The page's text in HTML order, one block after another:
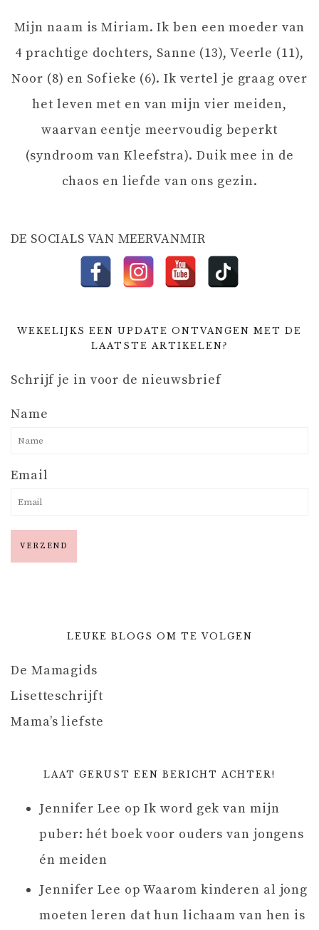
G
A
Mijn naam is Miriam. Ik ben een moeder van
4 prachtige dochters, Sanne (13), Veerle (11),
Noor (8) en Sofieke (6). Ik vertel je graag over
het leven met en van mijn vier meiden,
waarvan eentje meervoudig beperkt
(syndroom van Kleefstra). Duik mee in de
chaos en liefde van ons gezin.
DE SOCIALS VAN MEERVANMIR
WEKELIJKS EEN UPDATE ONTVANGEN MET DE
LAATSTE ARTIKELEN?
Schrijf je in voor de nieuwsbrief
Name
Email
LEUKE BLOGS OM TE VOLGEN
De Mamagids
Lisetteschrijft
Mama’s liefste
LAAT GERUST EEN BERICHT ACHTER!
Jennifer Lee opIk word gek van mijn
puber: hét boek voor ouders van jongens
én meiden
Jennifer Lee opWaarom kinderen al jong
moeten leren dat hun lichaam van hen is